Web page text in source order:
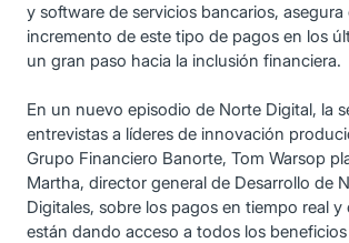
y software de servicios bancarios, asegura
incremento de este tipo de pagos en los
un gran paso hacia la inclusión financiera.
En un nuevo episodio de Norte Digital, la
entrevistas a líderes de innovación
Grupo Financiero Banorte, Tom Warsop
Martha, director general de Desarrollo de
Digitales, sobre los pagos en tiempo real
están dando acceso a todos los